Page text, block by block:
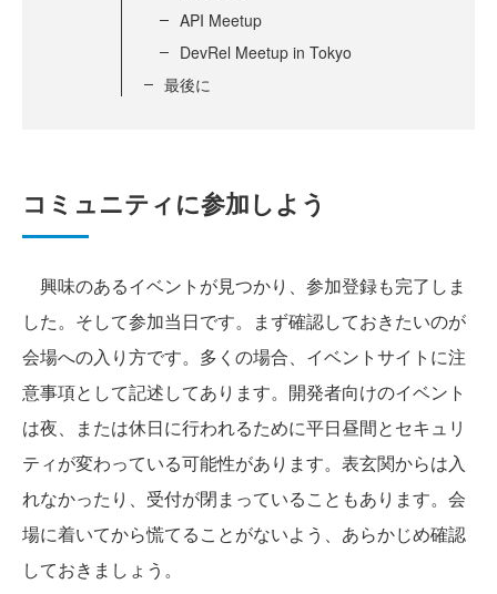
API Meetup
DevRel Meetup in Tokyo
最後に
コミュニティに参加しよう
興味のあるイベントが見つかり、参加登録も完了しま
した。そして参加当日です。まず確認しておきたいのが
会場への入り方です。多くの場合、イベントサイトに注
意事項として記述してあります。開発者向けのイベント
は夜、または休日に行われるために平日昼間とセキュリ
ティが変わっている可能性があります。表玄関からは入
れなかったり、受付が閉まっていることもあります。会
場に着いてから慌てることがないよう、あらかじめ確認
しておきましょう。